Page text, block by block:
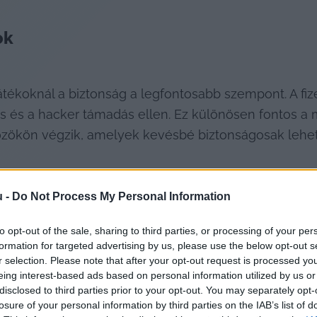
- Do Not Process My Personal Information
opt-out of the sale, sharing to third parties, or processing of your
for targeted advertising by us, please use the below opt-out
selection. Please note that after your opt-out request is processed
interest-based ads based on personal information utilized by us
to third parties prior to your opt-out. You may separately
of your personal information by third parties on the IAB’s list of
a biztonság a legfontosabb szempont. A
és a hacker támadás ellen. Ez különösen fontos a
végzik, amelyek kevésbé biztonságosak
szigorú szerencsejáték szabályozása
beleértve a pénzmosás elleni (AML) és az ügyfél
a tranzakciós folyamatot.
módnak könnyen használhatónak kell lennie, és
élmény kulcsfontosságú a játékosok